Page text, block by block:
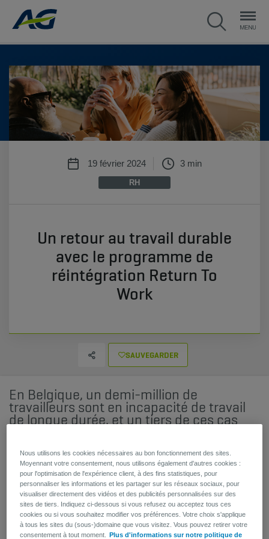
19 février 2024 3 min
RH
Un retour au travail durable
avec le programme de
réintégration Return To
Work
SAUVEGARDER
En Belgique, un demi-million de
travailleurs sont en incapacité de travail
de longue durée, et un tiers de ces cas
croissante est également perceptible
chez les clients d'AG. En tant
qu'employeur, il est essentiel de prendre
en compte ces informations. Non
seulement pour le bien-être de vos
employés, mais aussi pour la santé de
votre entreprise. En effet, l'absentéisme
Nous utilisons les cookies nécessaires au bon fonctionnement des sites.
Moyennant votre consentement, nous utilisons également d'autres cookies :
pour l'optimisation de l'expérience client, à des fins statistiques, pour
personnaliser les informations et les partager sur les réseaux sociaux, pour
visualiser directement des vidéos et des publicités personnalisées sur des
sites de tiers. Indiquez ci-dessous si vous refusez ou acceptez tous ces
cookies ou si vous souhaitez modifier vos préférences. Votre choix s'applique
à tous les sites du (sous-)domaine que vous visitez. Vous pouvez retirer votre
consentement à tout moment.
Plus d'informations sur notre politique de